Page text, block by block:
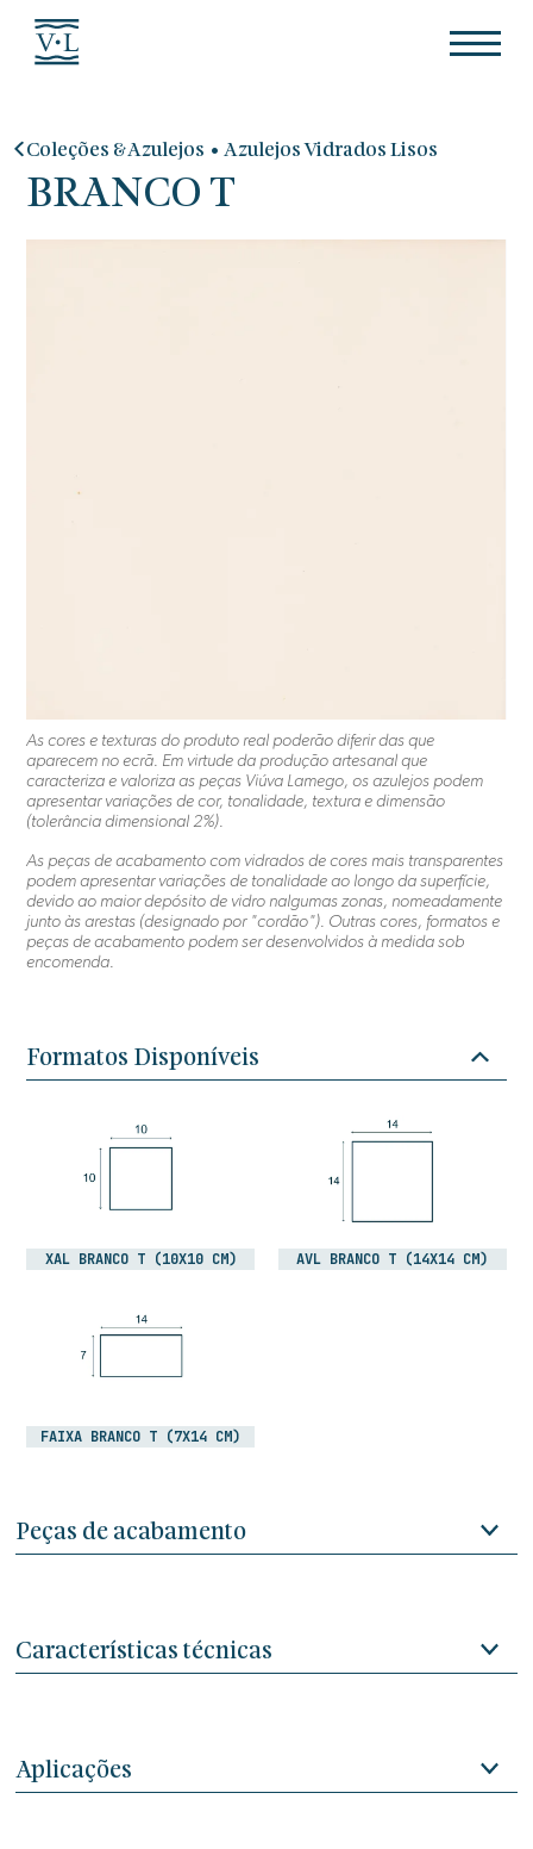
Coleções & Azulejos • Azulejos Vidrados Lisos
BRANCO T
As cores e texturas do produto real poderão diferir das que
aparecem no ecrã. Em virtude da produção artesanal que
caracteriza e valoriza as peças Viúva Lamego, os azulejos podem
apresentar variações de cor, tonalidade, textura e dimensão
(tolerância dimensional 2%).
As peças de acabamento com vidrados de cores mais transparentes
podem apresentar variações de tonalidade ao longo da superfície,
devido ao maior depósito de vidro nalgumas zonas, nomeadamente
junto às arestas (designado por "cordão"). Outras cores, formatos e
peças de acabamento podem ser desenvolvidos à medida sob
encomenda.
Formatos Disponíveis
XAL BRANCO T (10X10 CM) AVL BRANCO T (14X14 CM)
FAIXA BRANCO T (7X14 CM)
Peças de acabamento
Características técnicas
Aplicações